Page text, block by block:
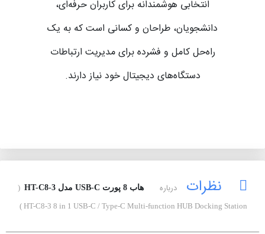
انتخابی هوشمندانه برای کاربران حرفه‌ای،
دانشجویان، طراحان و کسانی است که به یک
راه‌حل کامل و فشرده برای مدیریت ارتباطات
دستگاه‌های دیجیتال خود نیاز دارند.
نظرات درباره هاب 8 پورت USB-C مدل HT-C8-3 (
HT-C8-3 8 in 1 USB-C / Type-C Multi-function HUB Docking Station )